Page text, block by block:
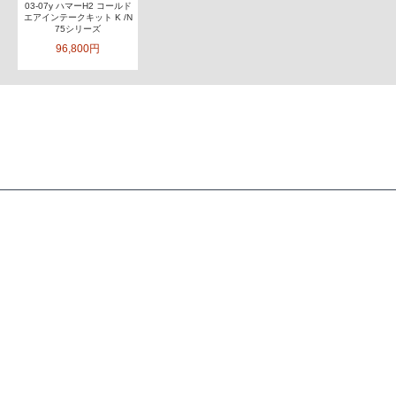
03-07y ハマーH2 コールド
エアインテークキット K /N
75シリーズ
96,800円